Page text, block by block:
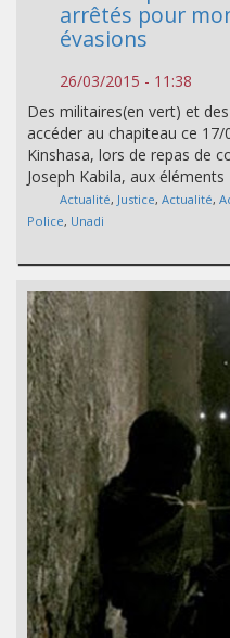
arrêtés pour
évasions
26/03/2015 - 11:38
Des militaires(en vert) et
accéder au chapiteau ce
Kinshasa, lors de repas de
Joseph Kabila, aux
Actualité, Justice, Actualité,
Police, Unadi